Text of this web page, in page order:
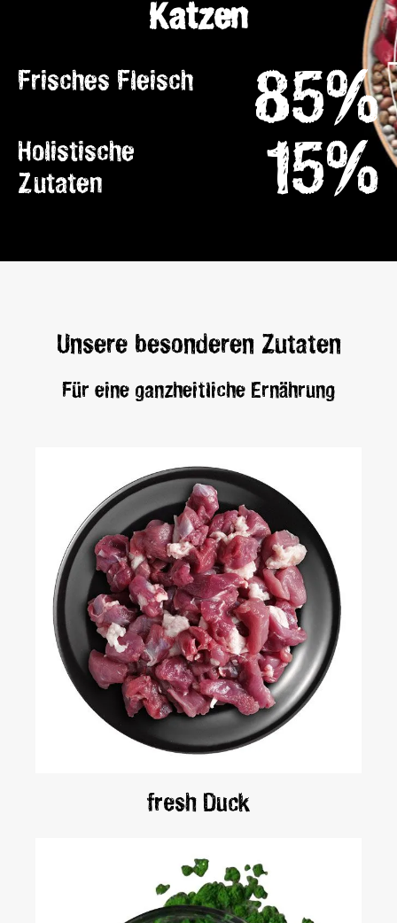
Katzen
Frisches Fleisch 85%
Holistische
Zutaten
15%
Unsere besonderen Zutaten
Für eine ganzheitliche Ernährung
fresh Duck